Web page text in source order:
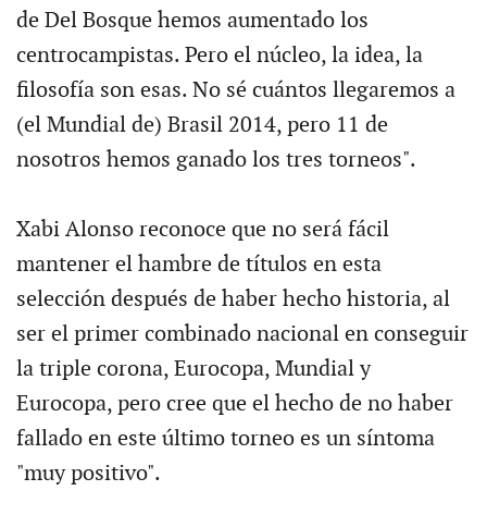
de Del Bosque hemos aumentado los
centrocampistas. Pero el núcleo, la idea, la
filosofía son esas. No sé cuántos llegaremos a
(el Mundial de) Brasil 2014, pero 11 de
nosotros hemos ganado los tres torneos".
Xabi Alonso reconoce que no será fácil
mantener el hambre de títulos en esta
selección después de haber hecho historia, al
ser el primer combinado nacional en conseguir
la triple corona, Eurocopa, Mundial y
Eurocopa, pero cree que el hecho de no haber
fallado en este último torneo es un síntoma
"muy positivo".